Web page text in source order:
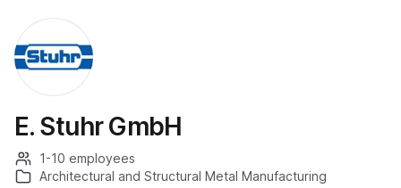
E. Stuhr GmbH
1-10 employees
Architectural and Structural Metal Manufacturing